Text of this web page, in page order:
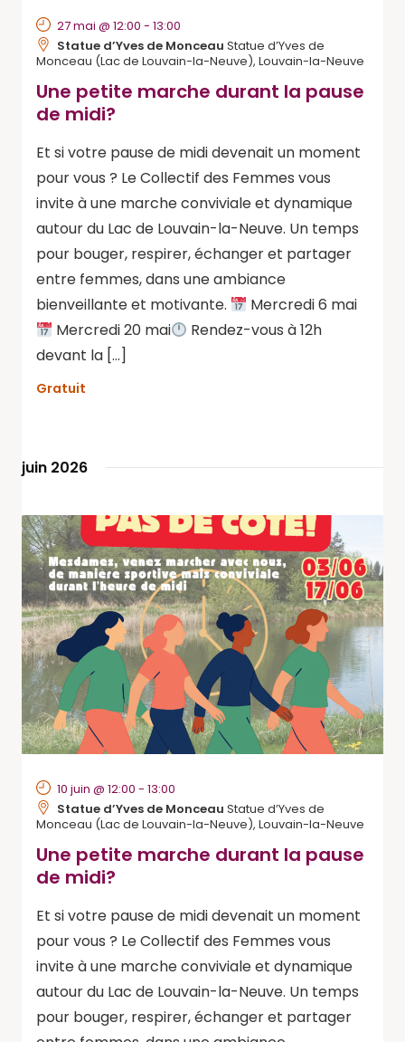
Une petite marche durant la pause
de midi?
27 mai @ 12:00 - 13:00
Statue d’Yves de Monceau Statue d’Yves de
Monceau (Lac de Louvain-la-Neuve), Louvain-la-Neuve
Et si votre pause de midi devenait un moment
pour vous ? Le Collectif des Femmes vous
invite à une marche conviviale et dynamique
autour du Lac de Louvain-la-Neuve. Un temps
pour bouger, respirer, échanger et partager
entre femmes, dans une ambiance
bienveillante et motivante.
Mercredi 6 mai
Mercredi 20 mai
Rendez-vous à 12h
devant la […]
Gratuit
juin 2026
Une petite marche durant la pause
de midi?
10 juin @ 12:00 - 13:00
Statue d’Yves de Monceau Statue d’Yves de
Monceau (Lac de Louvain-la-Neuve), Louvain-la-Neuve
Et si votre pause de midi devenait un moment
pour vous ? Le Collectif des Femmes vous
invite à une marche conviviale et dynamique
autour du Lac de Louvain-la-Neuve. Un temps
pour bouger, respirer, échanger et partager